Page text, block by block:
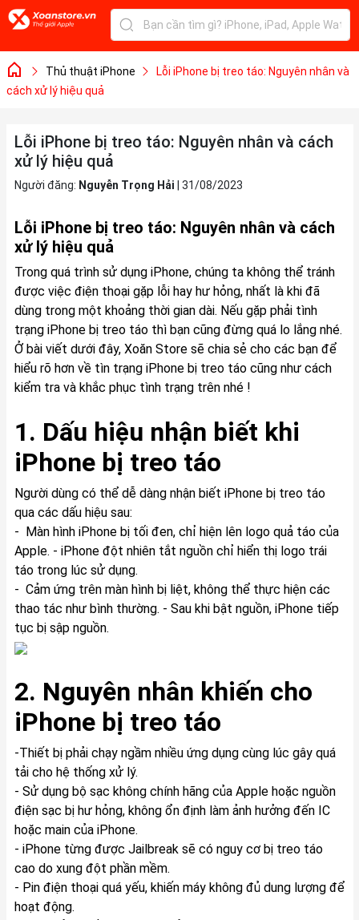
Thủ thuật iPhone
Lỗi iPhone bị treo táo: Nguyên nhân và
cách xử lý hiệu quả
Lỗi iPhone bị treo táo: Nguyên nhân và cách
xử lý hiệu quả
Người đăng: Nguyễn Trọng Hải 31/08/2023
Lỗi iPhone bị treo táo: Nguyên nhân và cách
xử lý hiệu quả
Trong quá trình sử dụng iPhone, chúng ta không thể tránh
được việc điện thoại gặp lỗi hay hư hỏng, nhất là khi đã
dùng trong một khoảng thời gian dài. Nếu gặp phải tình
trạng iPhone bị treo táo thì bạn cũng đừng quá lo lắng nhé.
Ở bài viết dưới đây, Xoăn Store sẽ chia sẻ cho các bạn để
hiểu rõ hơn về tìn trạng iPhone bị treo táo cũng như cách
kiểm tra và khắc phục tình trạng trên nhé !
1. Dấu hiệu nhận biết khi
iPhone bị treo táo
Người dùng có thể dễ dàng nhận biết iPhone bị treo táo
qua các dấu hiệu sau:
- Màn hình iPhone bị tối đen, chỉ hiện lên logo quả táo của
Apple. - iPhone đột nhiên tắt nguồn chỉ hiển thị logo trái
táo trong lúc sử dụng.
- Cảm ứng trên màn hình bị liệt, không thể thực hiện các
thao tác như bình thường. - Sau khi bật nguồn, iPhone tiếp
tục bị sập nguồn.
2. Nguyên nhân khiến cho
iPhone bị treo táo
-Thiết bị phải chạy ngầm nhiều ứng dụng cùng lúc gây quá
tải cho hệ thống xử lý.
- Sử dụng bộ sạc không chính hãng của Apple hoặc nguồn
điện sạc bị hư hỏng, không ổn định làm ảnh hưởng đến IC
hoặc main của iPhone.
- iPhone từng được Jailbreak sẽ có nguy cơ bị treo táo
cao do xung đột phần mềm.
- Pin điện thoại quá yếu, khiến máy không đủ dung lượng để
hoạt động.